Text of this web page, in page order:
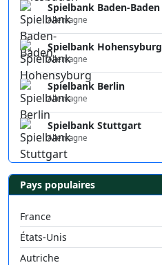
Spielbank Baden-Baden
Allemagne
Spielbank Hohensyburg
Allemagne
Spielbank Berlin
Allemagne
Spielbank Stuttgart
Allemagne
Pays populaires
France
États-Unis
Autriche